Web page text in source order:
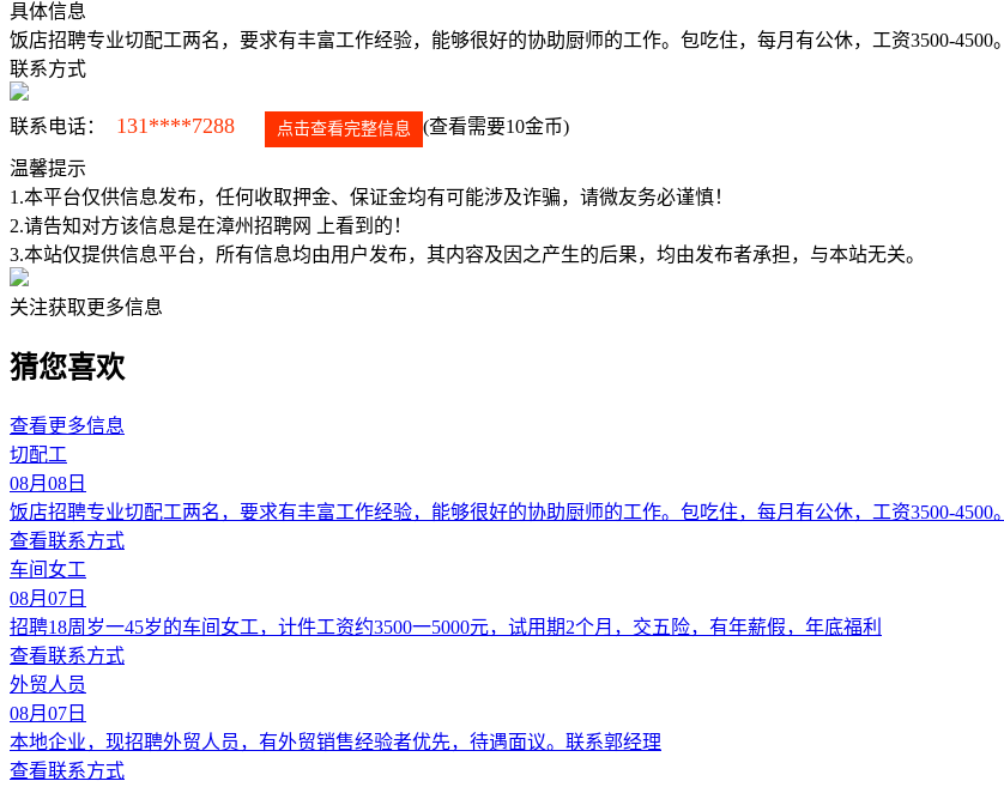
具体信息
饭店招聘专业切配工两名，要求有丰富工作经验，能够很好的协助厨师的工作。包吃住，每月有公休，工资3500-4500。
联系方式
联系电话： 131****7288 点击查看完整信息 (查看需要10金币)
温馨提示
1.本平台仅供信息发布，任何收取押金、保证金均有可能涉及诈骗，请微友务必谨慎！
2.请告知对方该信息是在漳州招聘网
上看到的！
3.本站仅提供信息平台，所有信息均由用户发布，其内容及因之产生的后果，均由发布者承担，与本站无关。
关注获取更多信息
猜您喜欢
查看更多信息
切配工
08月08日
饭店招聘专业切配工两名，要求有丰富工作经验，能够很好的协助厨师的工作。包吃住，每月有公休，工资3500-4500。
查看联系方式
车间女工
08月07日
招聘18周岁一45岁的车间女工，计件工资约3500一5000元，试用期2个月，交五险，有年薪假，年底福利
查看联系方式
外贸人员
08月07日
本地企业，现招聘外贸人员，有外贸销售经验者优先，待遇面议。联系郭经理
查看联系方式